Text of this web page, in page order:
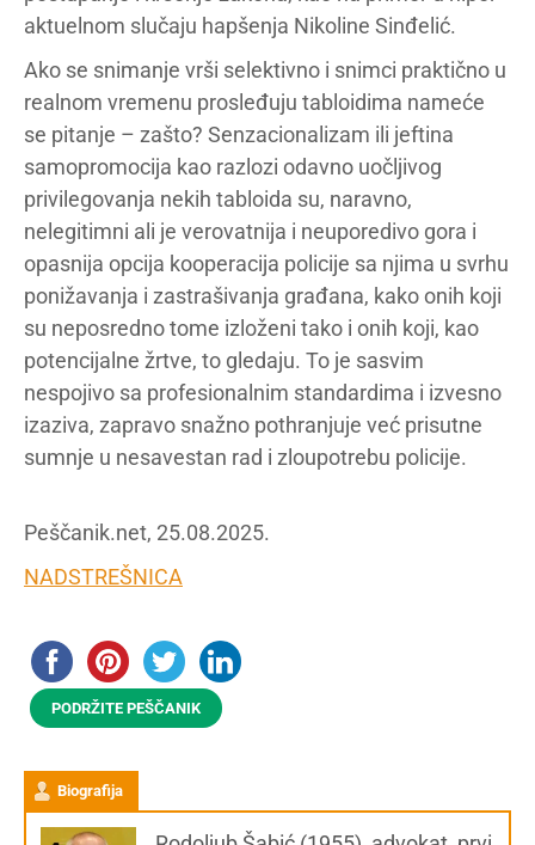
aktuelnom slučaju hapšenja Nikoline Sinđelić.
Ako se snimanje vrši selektivno i snimci praktično u
realnom vremenu prosleđuju tabloidima nameće
se pitanje – zašto? Senzacionalizam ili jeftina
samopromocija kao razlozi odavno uočljivog
privilegovanja nekih tabloida su, naravno,
nelegitimni ali je verovatnija i neuporedivo gora i
opasnija opcija kooperacija policije sa njima u svrhu
ponižavanja i zastrašivanja građana, kako onih koji
su neposredno tome izloženi tako i onih koji, kao
potencijalne žrtve, to gledaju. To je sasvim
nespojivo sa profesionalnim standardima i izvesno
izaziva, zapravo snažno pothranjuje već prisutne
sumnje u nesavestan rad i zloupotrebu policije.
Peščanik.net, 25.08.2025.
NADSTREŠNICA
PODRŽITE PEŠČANIK
Biografija